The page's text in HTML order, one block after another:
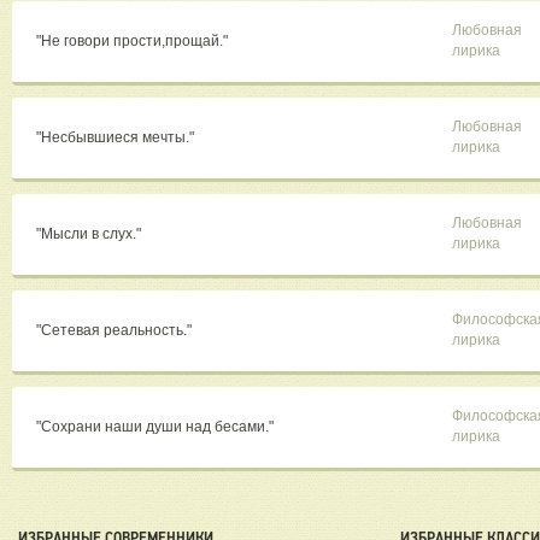
"Не говори прости,прощай."
Любовная
лирика
"Несбывшиеся мечты."
Любовная
лирика
"Мысли в слух."
Любовная
лирика
"Сетевая реальность."
лирика
"Сохрани наши души над бесами."
лирика